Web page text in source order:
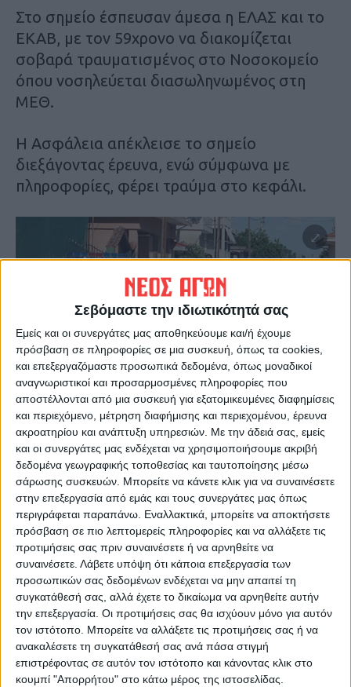
Σεβόμαστε την ιδιωτικότητά σας
Εμείς και οι συνεργάτες μας αποθηκεύουμε και/ή έχουμε
πρόσβαση σε πληροφορίες σε μια συσκευή, όπως τα cookies,
και επεξεργαζόμαστε προσωπικά δεδομένα, όπως μοναδικοί
αναγνωριστικοί και προσαρμοσμένες πληροφορίες που
αποστέλλονται από μια συσκευή για εξατομικευμένες διαφημίσεις
και περιεχόμενο, μέτρηση διαφήμισης και περιεχομένου, έρευνα
ακροατηρίου και ανάπτυξη υπηρεσιών. Με την άδειά σας, εμείς
και οι συνεργάτες μας ενδέχεται να χρησιμοποιήσουμε ακριβή
δεδομένα γεωγραφικής τοποθεσίας και ταυτοποίησης μέσω
σάρωσης συσκευών. Μπορείτε να κάνετε κλικ για να συναινέσετε
στην επεξεργασία από εμάς και τους συνεργάτες μας όπως
περιγράφεται παραπάνω. Εναλλακτικά, μπορείτε να αποκτήσετε
πρόσβαση σε πιο λεπτομερείς πληροφορίες και να αλλάξετε τις
προτιμήσεις σας πριν συναινέσετε ή να αρνηθείτε να
συναινέσετε. Λάβετε υπόψη ότι κάποια επεξεργασία των
προσωπικών σας δεδομένων ενδέχεται να μην απαιτεί τη
συγκατάθεσή σας, αλλά έχετε το δικαίωμα να αρνηθείτε αυτήν
την επεξεργασία. Οι προτιμήσεις σας θα ισχύουν μόνο για αυτόν
τον ιστότοπο. Μπορείτε να αλλάξετε τις προτιμήσεις σας ή να
ανακαλέσετε τη συγκατάθεσή σας ανά πάσα στιγμή
επιστρέφοντας σε αυτόν τον ιστότοπο και κάνοντας κλικ στο
κουμπί "Απορρήτου" στο κάτω μέρος της ιστοσελίδας.
Στο σημείο έσπευσαν άμεσα η ΕΛΑΣ και το
ΕΚΑΒ, με τον 59χρονο να διακομίζεται
σοβαρά τραυματισμένος στο Νοσοκομείο
όπου νοσηλεύεται διασωληνωμένος στη
ΜΕΘ.
Η Ασφάλεια απέκλεισε το σημείο
διεξάγοντας έρευνα, ενώ σύμφωνα με
πληροφορίες, φέρει τραύμα στο κεφάλι.
Τελευταίες Ειδήσεις Σήμερα
Ακολούθησε την εφημερίδα ΝΕΟΣ
ΑΓΩΝ στο Google News!
Όλες οι εξελίξεις στην περιοχή της
Καρδίτσας και ευρύτερα της Θεσσαλίας
ΠΡΟΗΓΟΥΜΕΝΟ ΑΡΘΡΟ
Με λαμπρότητα τιμήθηκε ο
Πολιούχος του Παλαμά Άγιος
Αθανάσιος (φωτο)
ΕΠΟΜΕΝΟ ΑΡΘΡΟ
Πάτρα: Έφυγε από τη ζωή ο
25χρονος Κωνσταντίνος
Παπαγεωργόπουλος με
καταγωγή από την Καρδίτσα